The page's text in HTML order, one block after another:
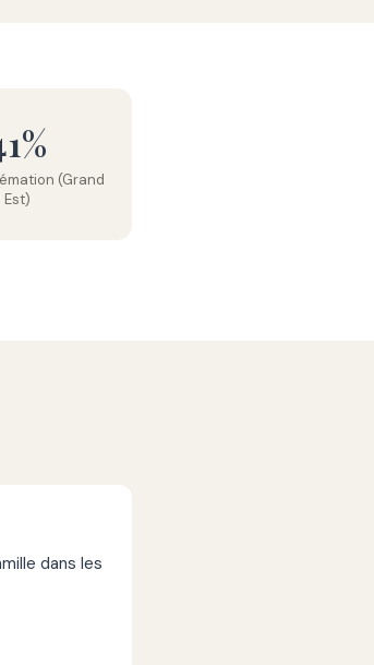
(Grand
Est)
dans les